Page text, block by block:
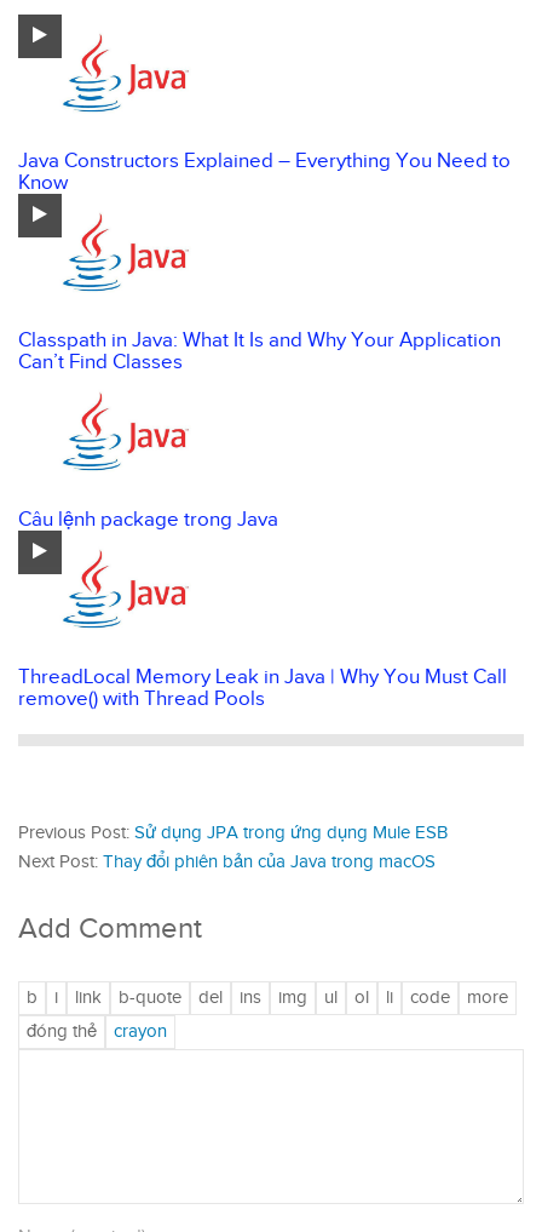
Java Constructors Explained – Everything You Need to
Know
Classpath in Java: What It Is and Why Your Application
Can’t Find Classes
Câu lệnh package trong Java
ThreadLocal Memory Leak in Java | Why You Must Call
remove() with Thread Pools
Previous Post: Sử dụng JPA trong ứng dụng Mule ESB
Next Post: Thay đổi phiên bản của Java trong macOS
Add Comment